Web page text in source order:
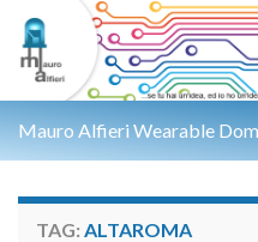
Mauro Alfieri Wearable
TAG: ALTAROMA